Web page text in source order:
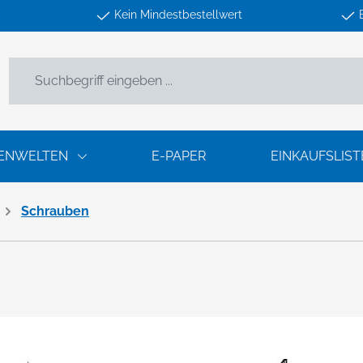
Kein Mindestbestellwert
E-PAPER
Schrauben